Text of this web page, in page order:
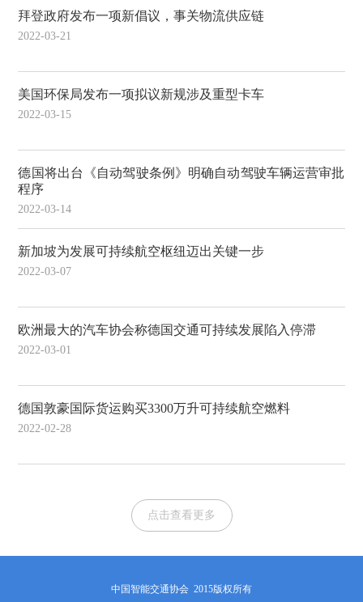
拜登政府发布一项新倡议，事关物流供应链
2022-03-21
美国环保局发布一项拟议新规涉及重型卡车
2022-03-15
德国将出台《自动驾驶条例》明确自动驾驶车辆运营审批
程序
2022-03-14
新加坡为发展可持续航空枢纽迈出关键一步
2022-03-07
欧洲最大的汽车协会称德国交通可持续发展陷入停滞
2022-03-01
德国敦豪国际货运购买3300万升可持续航空燃料
2022-02-28
点击查看更多
中国智能交通协会 2015版权所有